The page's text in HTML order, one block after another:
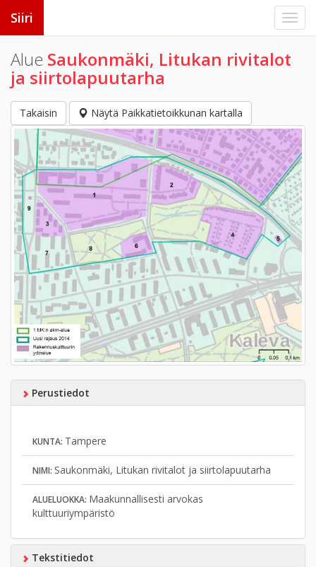
Siiri
Alue Saukonmäki, Litukan rivitalot
ja siirtolapuutarha
Takaisin Näytä Paikkatietoikkunan kartalla
Perustiedot
KUNTA: Tampere
NIMI: Saukonmäki, Litukan rivitalot ja siirtolapuutarha
ALUELUOKKA: Maakunnallisesti arvokas
kulttuuriympäristö
Tekstitiedot